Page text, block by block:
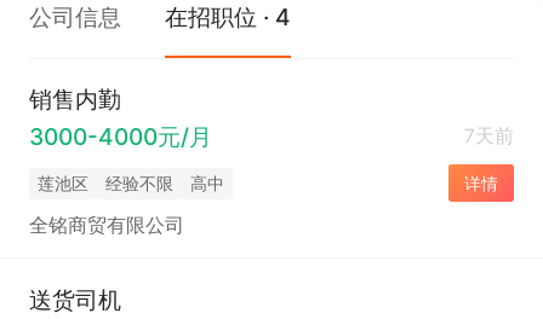
公司信息 在招职位 · 4
销售内勤
3000-4000元/月
7天前
莲池区 经验不限 高中 详情
全铭商贸有限公司
送货司机